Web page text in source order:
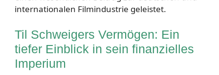
internationalen Filmindustrie geleistet.
Til Schweigers Vermögen: Ein
tiefer Einblick in sein finanzielles
Imperium